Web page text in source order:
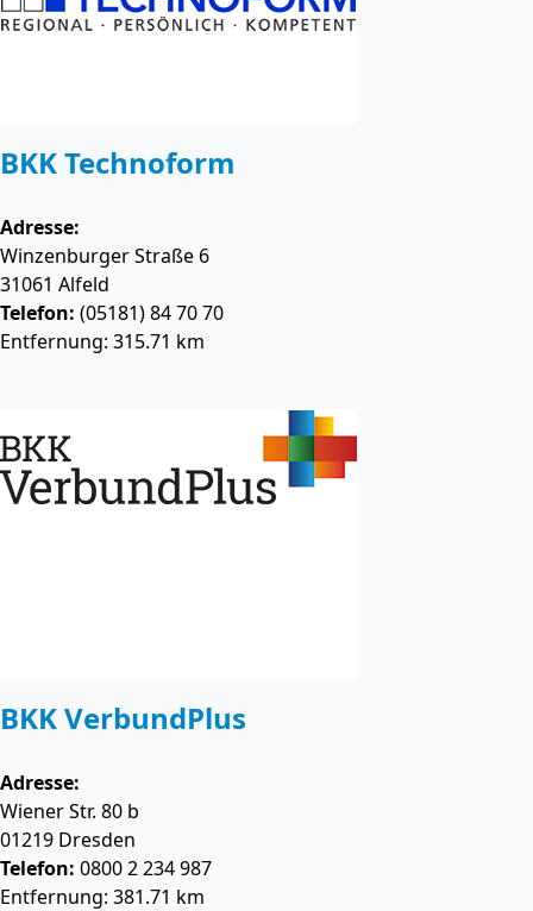
BKK Technoform
Adresse:
Winzenburger Straße 6
31061 Alfeld
Telefon: (05181) 84 70 70
Entfernung: 315.71 km
BKK VerbundPlus
Adresse:
Wiener Str. 80 b
01219 Dresden
Telefon: 0800 2 234 987
Entfernung: 381.71 km